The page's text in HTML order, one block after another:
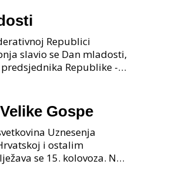
Republici
slavio se Dan mladosti,
Republike -
Gospe
Uznesenja
i ostalim
se 15. kolovoza. Na